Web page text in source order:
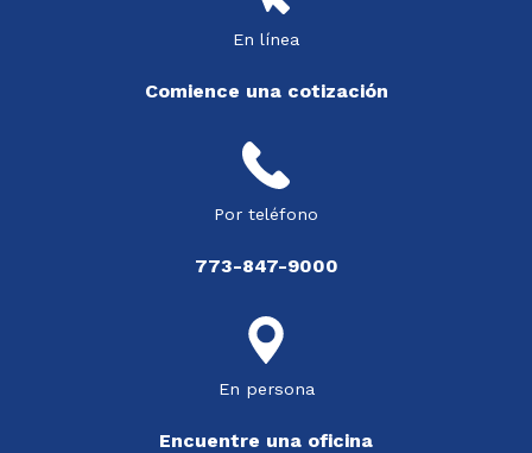
En línea
Comience una cotización
Por teléfono
773-847-9000
En persona
Encuentre una oficina